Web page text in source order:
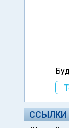
ССЫЛКИ